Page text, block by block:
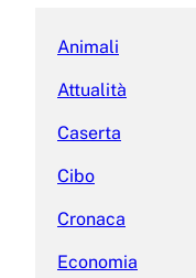
Animali
Attualità
Caserta
Cibo
Cronaca
Economia